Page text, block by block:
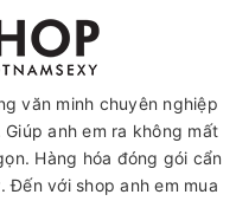
văn minh chuyên nghiệp
anh em ra không mất
Hàng hóa đóng gói cẩn
với shop anh em mua